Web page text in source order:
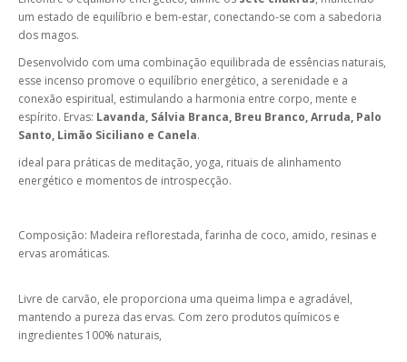
um estado de equilíbrio e bem-estar, conectando-se com a sabedoria
dos magos.
Desenvolvido com uma combinação equilibrada de essências naturais,
esse incenso promove o equilíbrio energético, a serenidade e a
conexão espiritual, estimulando a harmonia entre corpo, mente e
espírito. Ervas: Lavanda, Sálvia Branca, Breu Branco, Arruda, Palo
Santo, Limão Siciliano e Canela.
ideal para práticas de meditação, yoga, rituais de alinhamento
energético e momentos de introspecção.
Composição: Madeira reflorestada, farinha de coco, amido, resinas e
ervas aromáticas.
Livre de carvão, ele proporciona uma queima limpa e agradável,
mantendo a pureza das ervas. Com zero produtos químicos e
ingredientes 100% naturais,